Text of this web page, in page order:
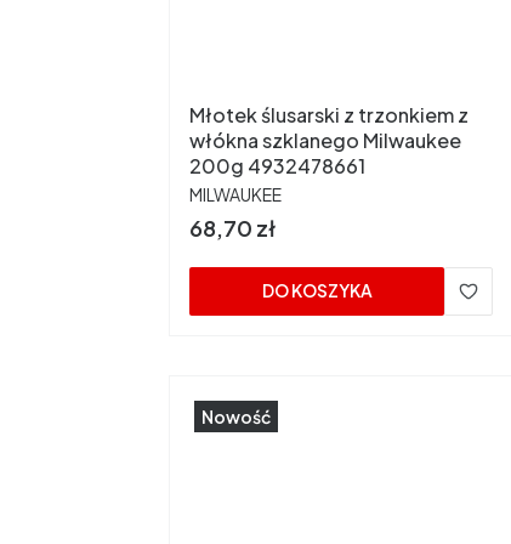
Młotek ślusarski z trzonkiem z
włókna szklanego Milwaukee
200g 4932478661
PRODUCENT
MILWAUKEE
Cena
68,70 zł
DO KOSZYKA
Nowość